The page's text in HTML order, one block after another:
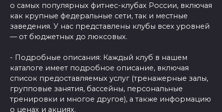
о самых популярных фитнес-клубах России, включая
как крупные федеральные сети, так и местные
заведения. У нас представлены клубы всех уровней
— от бюджетных до люксовых.
- Подробные описания: Каждый клуб в нашем
каталоге имеет подробное описание, включая
список предоставляемых услуг (тренажерные залы,
групповые занятия, бассейны, персональные
тренировки и многое другое), а также информацию
о ценах и акциях.